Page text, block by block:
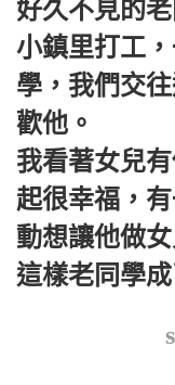
好久不見的
小鎮里打工
學，我們交
歡他。
我看著女兒
起很幸福，
動想讓他做
這樣老同學